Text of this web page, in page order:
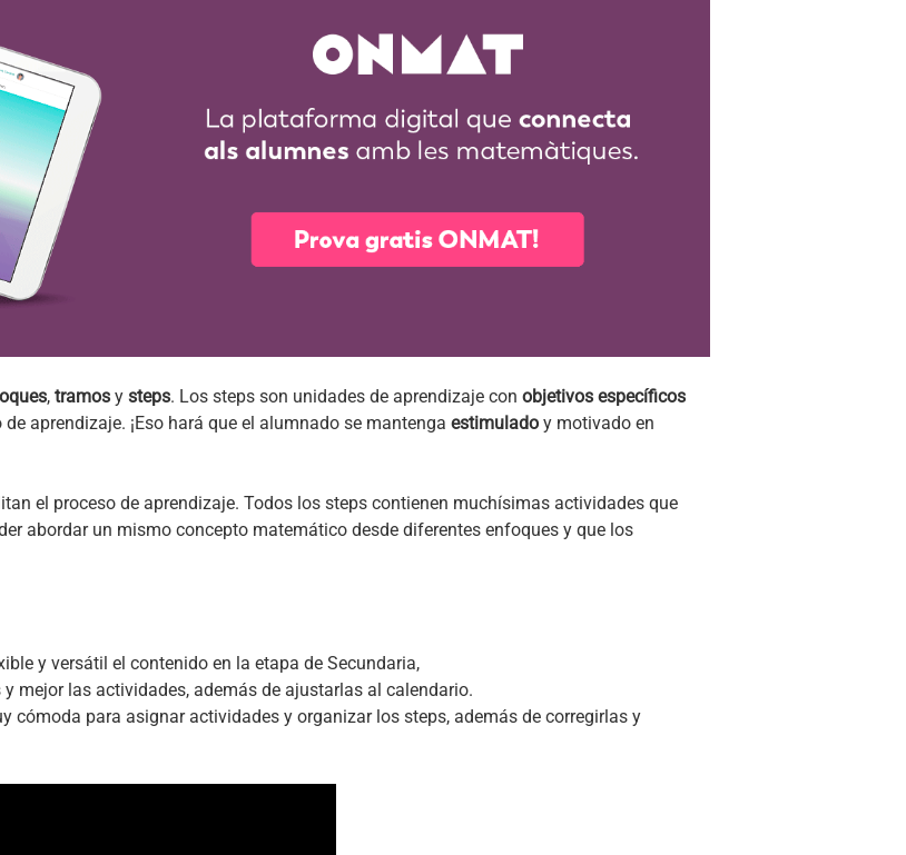
, tramos y steps. Los steps son unidades de aprendizaje con objetivos específicos
aprendizaje. ¡Eso hará que el alumnado se mantenga estimulado y motivado en
el proceso de aprendizaje. Todos los steps contienen muchísimas actividades que
abordar un mismo concepto matemático desde diferentes enfoques y que los
y versátil el contenido en la etapa de Secundaria,
mejor las actividades, además de ajustarlas al calendario.
cómoda para asignar actividades y organizar los steps, además de corregirlas y